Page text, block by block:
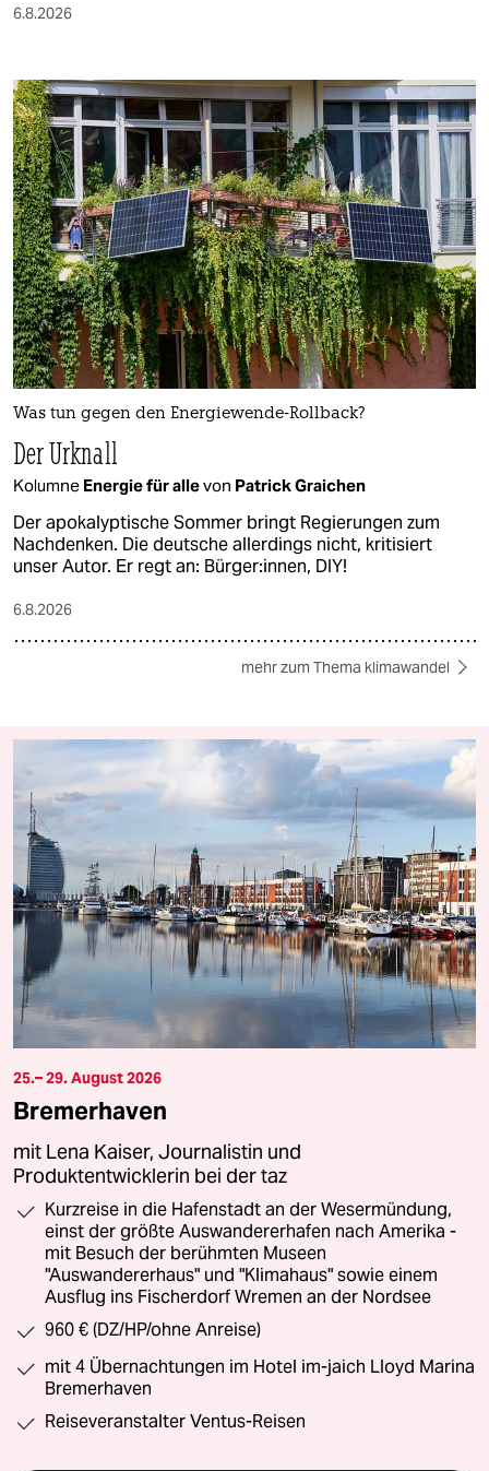
6.8.2026
Was tun gegen den Energiewende-Rollback?
Der Urknall
Kolumne Energie für allevon Patrick Graichen
Der apokalyptische Sommer bringt Regierungen zum
Nachdenken. Die deutsche allerdings nicht, kritisiert
unser Autor. Er regt an: Bürger:innen, DIY!
6.8.2026
mehr zum Thema klimawandel
25.– 29. August 2026
Bremerhaven
mit Lena Kaiser, Journalistin und
Produktentwicklerin bei der taz
Kurzreise in die Hafenstadt an der Wesermündung,
einst der größte Auswandererhafen nach Amerika -
mit Besuch der berühmten Museen
"Auswandererhaus" und "Klimahaus" sowie einem
Ausflug ins Fischerdorf Wremen an der Nordsee
960 € (DZ/HP/ohne Anreise)
mit 4 Übernachtungen im Hotel im-jaich Lloyd Marina
Bremerhaven
Reiseveranstalter Ventus-Reisen